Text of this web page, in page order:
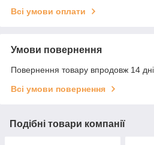
Всі умови оплати
Умови повернення
Повернення товару впродовж 14
Всі умови повернення
Подібні товари компанії